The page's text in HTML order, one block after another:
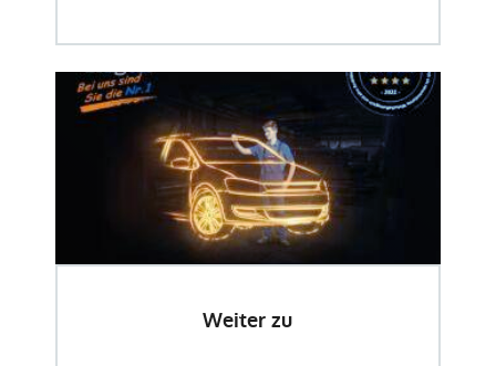
Weiter zu